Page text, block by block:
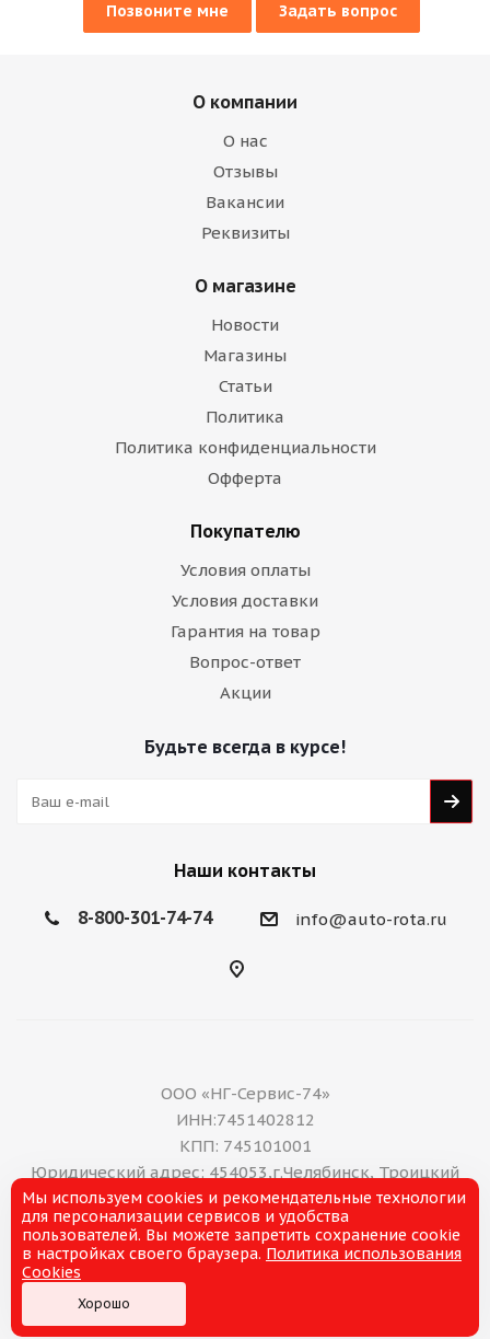
Позвоните мне Задать вопрос
О компании
О нас
Отзывы
Вакансии
Реквизиты
О магазине
Новости
Магазины
Статьи
Политика
Политика конфиденциальности
Офферта
Покупателю
Условия оплаты
Условия доставки
Гарантия на товар
Вопрос-ответ
Акции
Будьте всегда в курсе!
Наши контакты
8-800-301-74-74 info@auto-rota.ru
ООО «НГ-Сервис-74»
ИНН:7451402812
КПП: 745101001
Юридический адрес: 454053,г.Челябинск, Троицкий
тракт, дом 11 А, нежилое помещение 16
E-mail: office@ng-servis.ru
8(351)211-21-07
Мы используем cookies и рекомендательные технологии
для персонализации сервисов и удобства
пользователей. Вы можете запретить сохранение cookie
в настройках своего браузера. Политика использования
Cookies
Хорошо